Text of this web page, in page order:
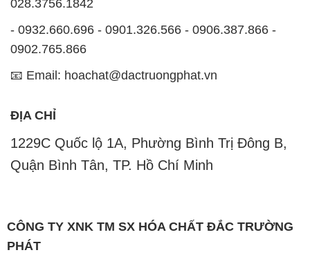
ĐỊA CHỈ
1229C Quốc lộ 1A, Phường Bình Trị Đông B,
Quận Bình Tân, TP. Hồ Chí Minh
CÔNG TY XNK TM SX HÓA CHẤT ĐẮC TRƯỜNG
PHÁT
đầu trong lĩnh vực kinh doanh và phân phối các loại
hóa chất công nghiệp đa dạng, nhằm đáp ứng nhu